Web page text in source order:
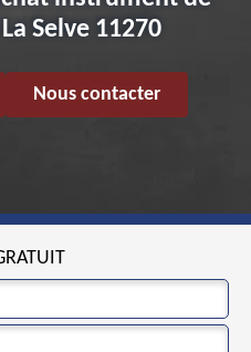
Selve 11270
Nous contacter